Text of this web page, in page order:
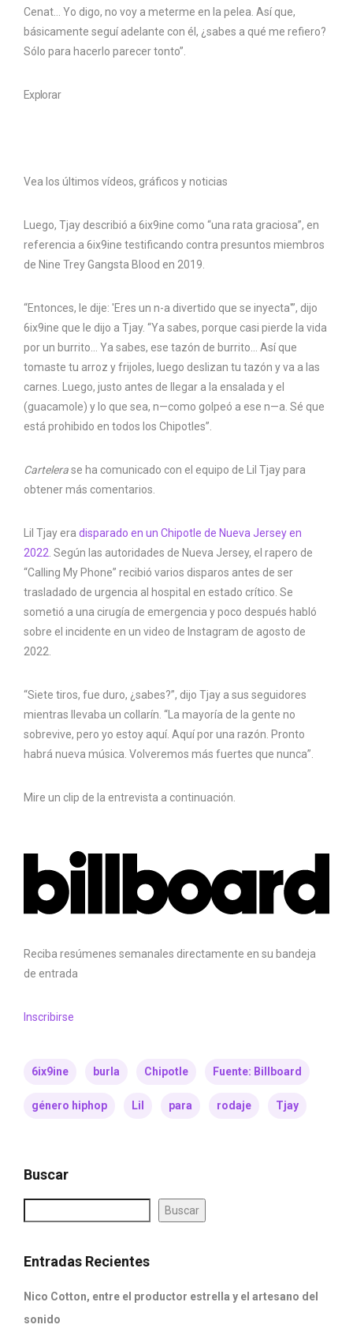
Cenat… Yo digo, no voy a meterme en la pelea. Así que,
básicamente seguí adelante con él, ¿sabes a qué me refiero?
Sólo para hacerlo parecer tonto”.
Explorar
Vea los últimos vídeos, gráficos y noticias
Luego, Tjay describió a 6ix9ine como “una rata graciosa”, en
referencia a 6ix9ine testificando contra presuntos miembros
de Nine Trey Gangsta Blood en 2019.
“Entonces, le dije: 'Eres un n-a divertido que se inyecta'”, dijo
6ix9ine que le dijo a Tjay. “Ya sabes, porque casi pierde la vida
por un burrito… Ya sabes, ese tazón de burrito… Así que
tomaste tu arroz y frijoles, luego deslizan tu tazón y va a las
carnes. Luego, justo antes de llegar a la ensalada y el
(guacamole) y lo que sea, n—como golpeó a ese n—a. Sé que
está prohibido en todos los Chipotles”.
Cartelerase ha comunicado con el equipo de Lil Tjay para
obtener más comentarios.
Lil Tjay era disparado en un Chipotle de Nueva Jersey en
2022 . Según las autoridades de Nueva Jersey, el rapero de
“Calling My Phone” recibió varios disparos antes de ser
trasladado de urgencia al hospital en estado crítico. Se
sometió a una cirugía de emergencia y poco después habló
sobre el incidente en un video de Instagram de agosto de
2022.
“Siete tiros, fue duro, ¿sabes?”, dijo Tjay a sus seguidores
mientras llevaba un collarín. “La mayoría de la gente no
sobrevive, pero yo estoy aquí. Aquí por una razón. Pronto
habrá nueva música. Volveremos más fuertes que nunca”.
Mire un clip de la entrevista a continuación.
Reciba resúmenes semanales directamente en su bandeja
de entrada
Inscribirse
6ix9ine burla Chipotle Fuente: Billboard
género hiphop Lil para rodaje Tjay
Buscar
Buscar
Entradas Recientes
Nico Cotton, entre el productor estrella y el artesano del
sonido